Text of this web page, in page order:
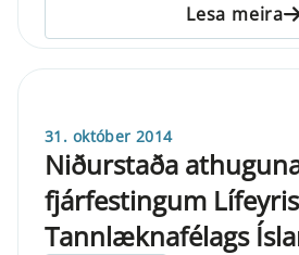
Lesa meira
31. október 2014
Niðurstaða
fjárfestingum
Tannlæknafélags